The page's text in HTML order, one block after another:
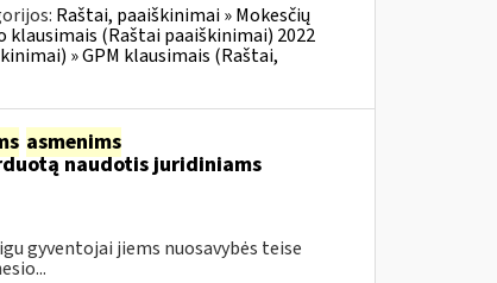
Raštai, paaiškinimai » Mokesčių
(Raštai paaiškinimai) 2022
» GPM klausimais (Raštai,
asmenims
naudotis juridiniams
gyventojai jiems nuosavybės teise